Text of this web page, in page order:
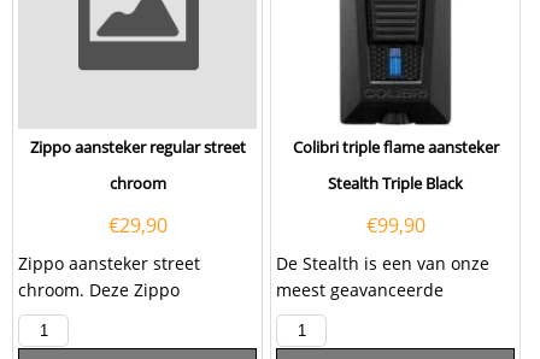
Zippo aansteker regular street
chroom
€29,90
Zippo aansteker street
chroom. Deze Zippo
aansteker heeft een mat
chromen afwerking met...
Colibri triple flame aansteker
Stealth Triple Black
€99,90
De Stealth is een van onze
meest geavanceerde
aanstekers ooit: met
piramidevormige